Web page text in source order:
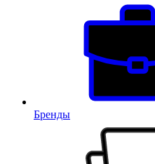
Бренды